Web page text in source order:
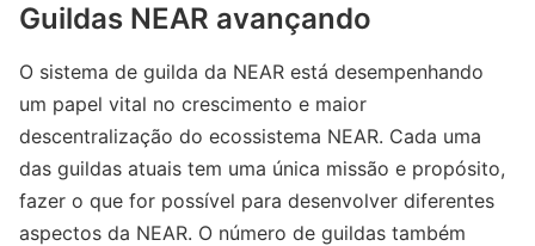
Guildas NEAR avançando
O sistema de guilda da NEAR está desempenhando
um papel vital no crescimento e maior
descentralização do ecossistema NEAR. Cada uma
das guildas atuais tem uma única missão e propósito,
fazer o que for possível para desenvolver diferentes
aspectos da NEAR. O número de guildas também